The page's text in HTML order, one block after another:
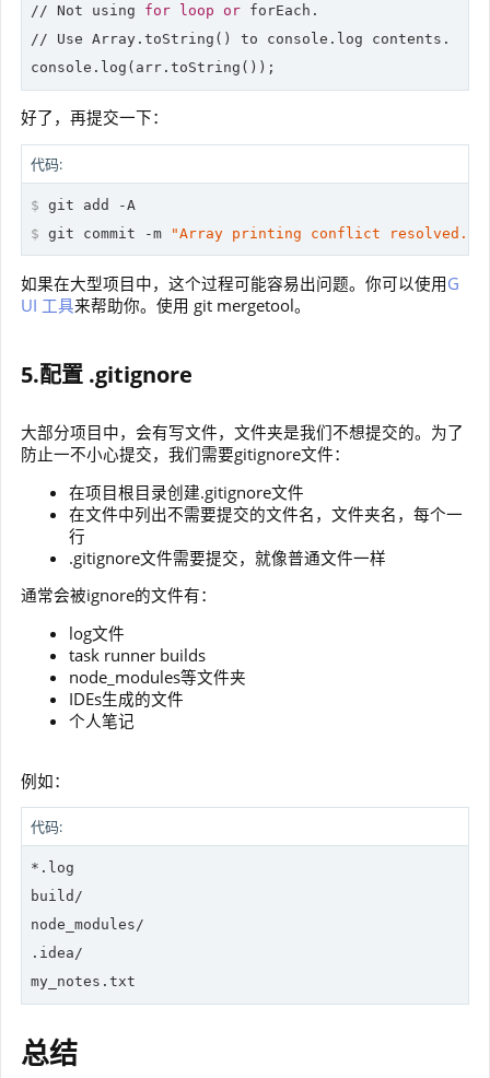
// Not using for loop or
// Use Array.toString() to console
console
好了，再提交一下：
代码:
$ git add -A
$ git commit -m "Array printing conflict resolved."
如果在大型项目中，这个过程可能容易出问题。你可以使用G
UI 工具来帮助你。使用 git mergetool。
5.配置 .gitignore
大部分项目中，会有写文件，文件夹是我们不想提交的。为了
防止一不小心提交，我们需要gitignore文件：
在项目根目录创建.gitignore文件
在文件中列出不需要提交的文件名，文件夹名，每个一
行
.gitignore文件需要提交，就像普通文件一样
通常会被ignore的文件有：
log文件
task runner builds
node_modules等文件夹
IDEs生成的文件
个人笔记
例如：
代码:
*. log
build/
node_modules/
.idea/
总结